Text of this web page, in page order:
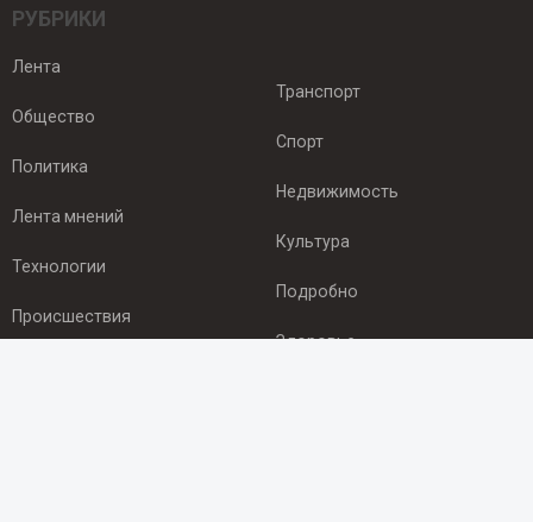
РУБРИКИ
Лента
Общество
Политика
Лента мнений
Технологии
Происшествия
Транспорт
Спорт
Недвижимость
Культура
Подробно
Здоровье